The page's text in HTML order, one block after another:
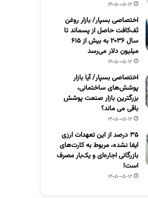
1405-05-12
اختصاصی بسپار/ بازار روغن
تَف‌کافت حاصل از پسماند تا
سال ۲۰۳۶ به بیش از ۶۱۵
میلیون دلار می‌رسد
1405-05-12
اختصاصی بسپار/ آیا بازار
پوشش‌های ساختمانی،
بزرگترین بازار صنعت پوشش
باقی می ماند؟
1405-05-12
۳۵ درصد از این تعهدات ارزی
ایفا نشده، مربوط به کارت‌های
بازرگانی اجاره‌ای و یک‌بار مصرف
است!
1405-05-12